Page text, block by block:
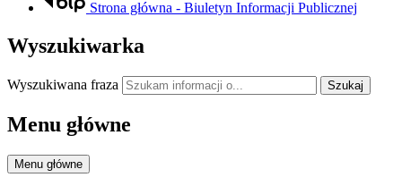
Strona główna - Biuletyn Informacji Publicznej
Wyszukiwarka
Wyszukiwana fraza Szukaj
Menu główne
Menu główne